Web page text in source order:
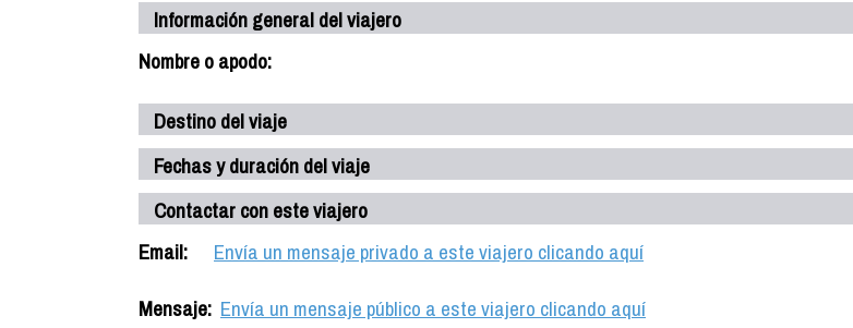
Información general del viajero
Nombre o apodo:
Destino del viaje
Fechas y duración del viaje
Contactar con este viajero
Email:
Envía un mensaje privado a este viajero clicando aquí
Mensaje: Envía un mensaje público a este viajero clicando aquí